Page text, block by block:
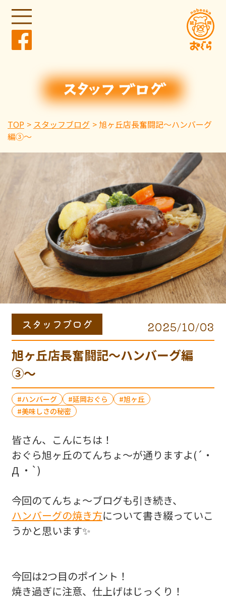
TOP スタッフブログ
旭ヶ丘店長奮闘記〜ハンバーグ
編③〜
スタッフブログ 2025/10/03
旭ヶ丘店長奮闘記〜ハンバーグ編
③〜
ハンバーグ 延岡おぐら
旭ヶ丘
美味しさの秘密
皆さん、こんにちは！
おぐら旭ヶ丘のてんちょ〜が通りますよ(´・
Д ・`)
今回のてんちょ〜ブログも引き続き、
ハンバーグの焼き方について書き綴っていこ
うかと思います✨
今回は2つ目のポイント！
焼き過ぎに注意、仕上げはじっくり！